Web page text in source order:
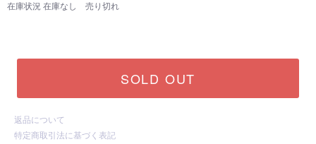
在庫状況 在庫なし 売り切れ
SOLD OUT
返品について
特定商取引法に基づく表記